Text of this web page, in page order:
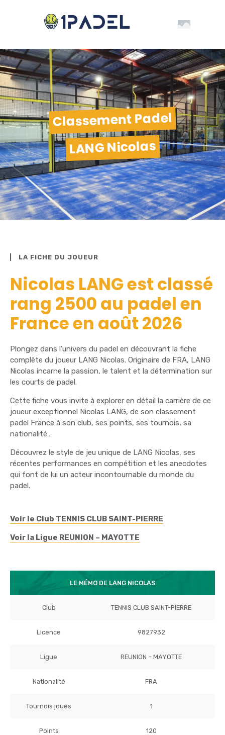
Classement Padel
LANG Nicolas
LA FICHE DU JOUEUR
Nicolas LANG est classé
rang 2500 au padel en
France en août 2026
Plongez dans l’univers du padel en découvrant la fiche
complète du joueur LANG Nicolas. Originaire de FRA, LANG
Nicolas incarne la passion, le talent et la détermination sur
les courts de padel.
Cette fiche vous invite à explorer en détail la carrière de ce
joueur exceptionnel Nicolas LANG, de son classement
padel France à son club, ses points, ses tournois, sa
nationalité…
Découvrez le style de jeu unique de LANG Nicolas, ses
récentes performances en compétition et les anecdotes
qui font de lui un acteur incontournable du monde du
padel.
Voir le Club TENNIS CLUB SAINT-PIERRE
Voir la Ligue REUNION – MAYOTTE
LE MÉMO DE LANG NICOLAS
Club TENNIS CLUB SAINT-PIERRE
Licence 9827932
Ligue REUNION – MAYOTTE
Nationalité FRA
Tournois joués 1
Points 120